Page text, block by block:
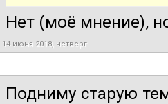
Нет (моё мнение),
14 июня 2018, четверг
Подниму старую